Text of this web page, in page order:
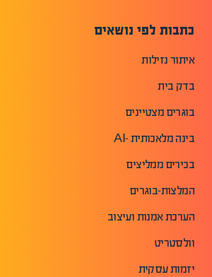
כתבות לפי נושאים
איתור נזילות
בדק בית
בוגרים מצטיינים
בינה מלאכותית -AI
בכירים ממליצים
המלצות-בוגרים
הערכת אמנות ועיצוב
וולסטריט
יזמות עסקית